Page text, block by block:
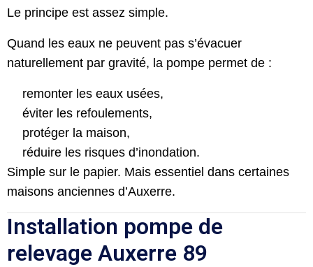
Le principe est assez simple.
Quand les eaux ne peuvent pas s’évacuer
naturellement par gravité, la pompe permet de :
remonter les eaux usées,
éviter les refoulements,
protéger la maison,
réduire les risques d’inondation.
Simple sur le papier. Mais essentiel dans certaines
maisons anciennes d’Auxerre.
Installation pompe de
relevage Auxerre 89